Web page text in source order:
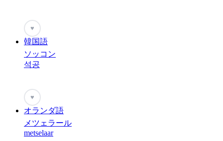
♥
韓国語
ソッコン
석공
♥
オランダ語
メツェラール
metselaar